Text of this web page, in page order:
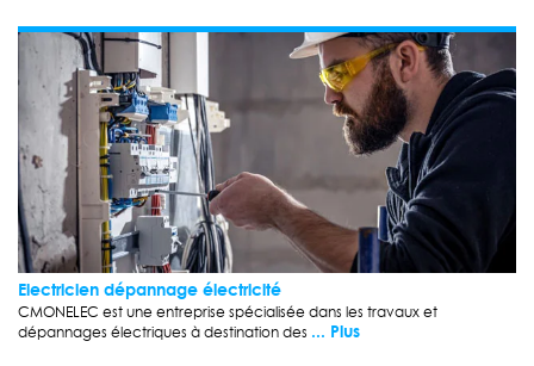
Electricien dépannage électricité
CMONELEC est une entreprise spécialisée dans les travaux et
dépannages électriques à destination des ... Plus